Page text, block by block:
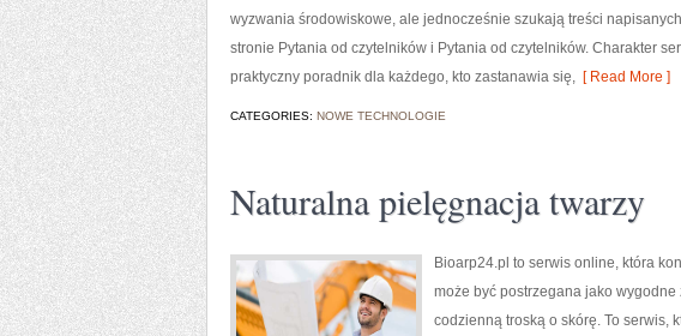
wyzwania środowiskowe, ale jednocześnie szukają treści
stronie Pytania od czytelników i Pytania od czytelników. Charakter
praktyczny poradnik dla każdego, kto zastanawia się, [ Read More ]
CATEGORIES: NOWE TECHNOLOGIE
Naturalna pielęgnacja twarzy
Bioarp24.pl to serwis online, która
może być postrzegana jako
codzienną troską o skórę. To serwis,